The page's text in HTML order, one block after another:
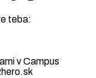
teba:
v Campus